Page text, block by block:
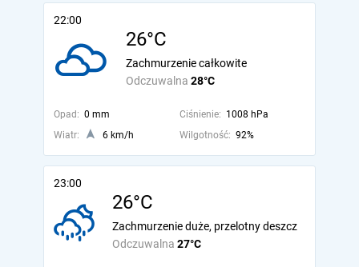
22:00
26°C
Odczuwalna 28°C
Zachmurzenie całkowite
Opad: 0 mm Ciśnienie: 1008 hPa
Wiatr:
6 km/h Wilgotność: 92%
23:00
26°C
Odczuwalna 27°C
Zachmurzenie duże, przelotny deszcz